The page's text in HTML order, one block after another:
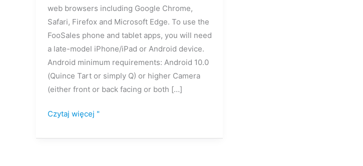
web browsers including Google Chrome,
Safari, Firefox and Microsoft Edge. To use the
FooSales phone and tablet apps, you will need
a late-model iPhone/iPad or Android device.
Android minimum requirements: Android 10.0
(Quince Tart or simply Q) or higher Camera
(either front or back facing or both […]
Czytaj więcej "